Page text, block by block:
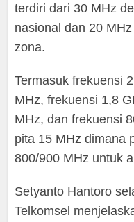
terdiri dari 30 MHz
nasional dan 20
zona.
Termasuk frekuensi
MHz, frekuensi 1,8
MHz, dan frekuensi
pita 15 MHz dimana
800/900 MHz untuk
Setyanto Hantoro
Telkomsel